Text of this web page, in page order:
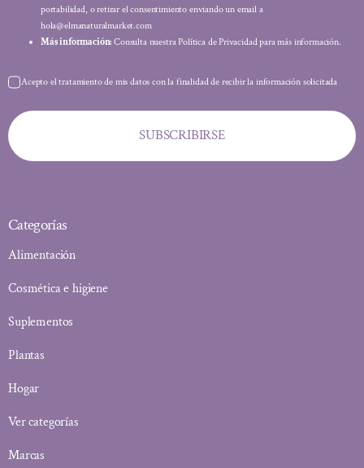
portabilidad, o retirar el consentimiento enviando un email a
hola@elmanaturalmarket.com
Más información: Consulta nuestra Política de Privacidad para más información.
Acepto el tratamiento de mis datos con la finalidad de recibir la información solicitada
SUBSCRIBIRSE
Categorías
Alimentación
Cosmética e higiene
Suplementos
Plantas
Hogar
Ver categorías
Marcas